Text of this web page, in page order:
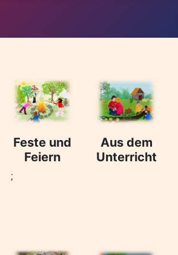
Feste und
Feiern
;
Aus dem
Unterricht